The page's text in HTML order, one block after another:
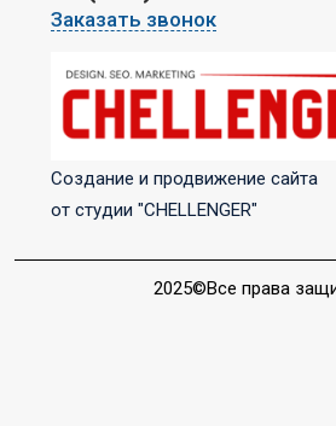
Заказать звонок
Создание и продвижение сайта
от студии "CHELLENGER"
2025©Все права